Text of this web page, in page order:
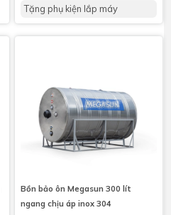
Tặng phụ kiện lắp máy
Bồn bảo ôn Megasun 300 lít
ngang chịu áp inox 304